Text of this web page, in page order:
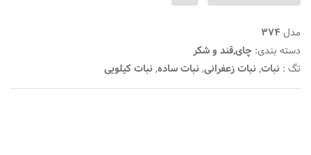
مدل 374
دسته بندی: چای,قند و شکر
تگ : نبات, نبات زعفرانی, نبات ساده, نبات کیلویی